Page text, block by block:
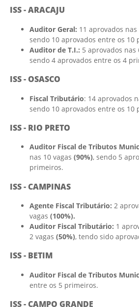
ISS - ARACAJU
Auditor Geral: 11 aprovados nas
sendo 10 aprovados entre os 10
Auditor de T.I.: 5 aprovados nas
sendo 4 aprovados entre os 4
ISS - OSASCO
Fiscal Tributário: 14 aprovados
sendo 10 aprovados entre os 10
ISS - RIO PRETO
Auditor Fiscal de Tributos
nas 10 vagas (90%), sendo 5
primeiros.
ISS - CAMPINAS
Agente Fiscal Tributário: 2
vagas (100%).
Auditor Fiscal Tributário: 1
2 vagas (50%), tendo sido
ISS - BETIM
Auditor Fiscal de Tributos
entre os 5 primeiros.
ISS - CAMPO GRANDE